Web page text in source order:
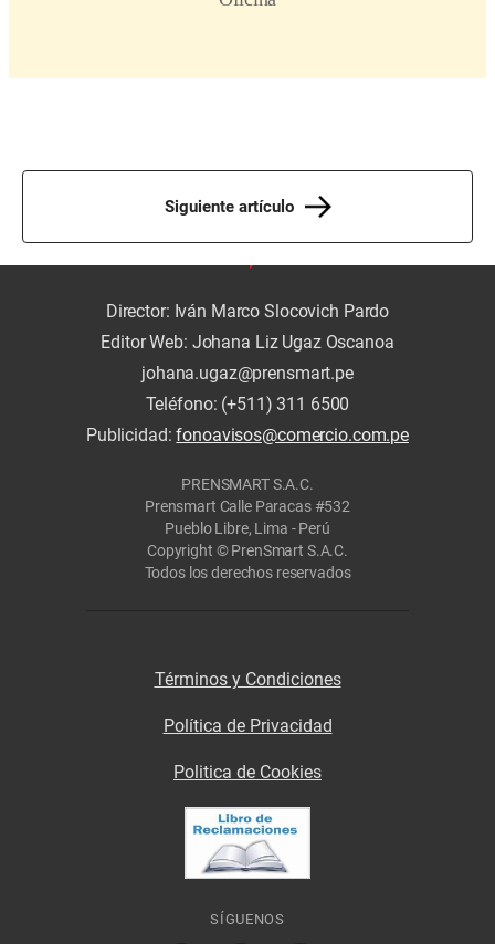
Siguiente artículo
Director: Iván Marco Slocovich Pardo
Editor Web: Johana Liz Ugaz Oscanoa
johana.ugaz@prensmart.pe
Teléfono: (+511) 311 6500
Publicidad:fonoavisos@comercio.com.pe
PRENSMART S.A.C.
Prensmart Calle Paracas #532
Pueblo Libre, Lima - Perú
Copyright © PrenSmart S.A.C.
Todos los derechos reservados
Términos y Condiciones
Política de Privacidad
Politica de Cookies
SÍGUENOS